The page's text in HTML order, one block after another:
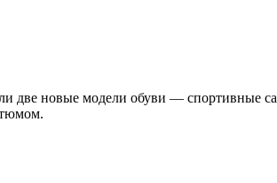
две новые модели обуви — спортивные